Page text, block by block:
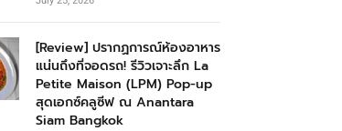
[Review] ปรากฏการณ์ห้องอาหาร
แน่นถึงที่จอดรถ! รีวิวเจาะลึก La
Petite Maison (LPM) Pop-up
สุดเอกซ์คลูซีฟ ณ Anantara
Siam Bangkok